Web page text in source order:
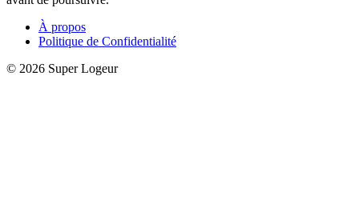
À propos
Politique de Confidentialité
© 2026 Super Logeur